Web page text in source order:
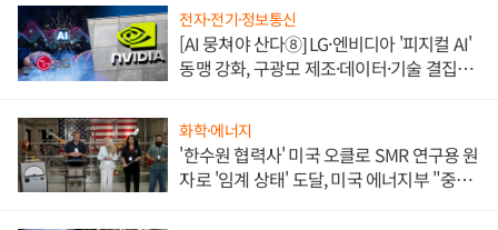
전자·전기·정보통신
[AI 뭉쳐야 산다⑧] LG·엔비디아 '피지컬 AI'
동맹 강화, 구광모 제조·데이터·기술 결집
화학·에너지
'한수원 협력사' 미국 오클로 SMR 연구용 원
자로 '임계 상태' 도달, 미국 에너지부 "중요